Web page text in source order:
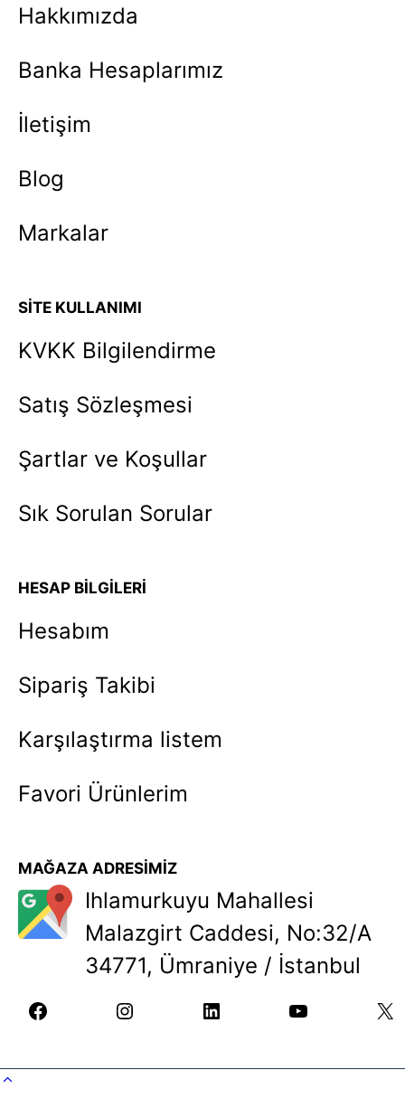
Hakkımızda
Banka Hesaplarımız
İletişim
Blog
Markalar
SİTE KULLANIMI
KVKK Bilgilendirme
Satış Sözleşmesi
Şartlar ve Koşullar
Sık Sorulan Sorular
HESAP BİLGİLERİ
Hesabım
Sipariş Takibi
Karşılaştırma listem
Favori Ürünlerim
MAĞAZA ADRESİMİZ
Ihlamurkuyu Mahallesi
Malazgirt Caddesi, No:32/A
34771, Ümraniye / İstanbul
facebookinstagramlinkedin youtube X